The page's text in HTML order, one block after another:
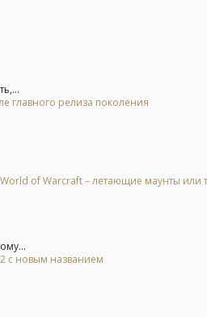
главного релиза поколения
of Warcraft – летающие маунты или
с новым названием